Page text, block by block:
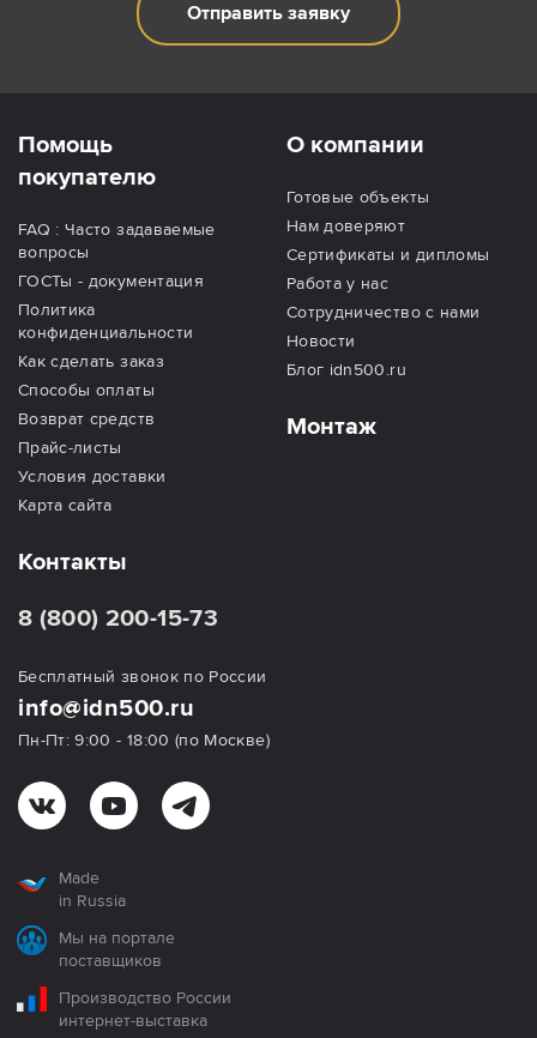
Отправить заявку
Помощь
покупателю
FAQ : Часто задаваемые
вопросы
ГОСТы - документация
Политика
конфиденциальности
Как сделать заказ
Способы оплаты
Возврат средств
Прайс-листы
Условия доставки
Карта сайта
О компании
Готовые объекты
Нам доверяют
Сертификаты и дипломы
Работа у нас
Сотрудничество с нами
Новости
Блог idn500.ru
Монтаж
Контакты
8 (800) 200-15-73
Бесплатный звонок по России
info@idn500.ru
Пн-Пт: 9:00 - 18:00 (по Москве)
Made
in Russia
Мы на портале
поставщиков
Производство России
интернет-выставка